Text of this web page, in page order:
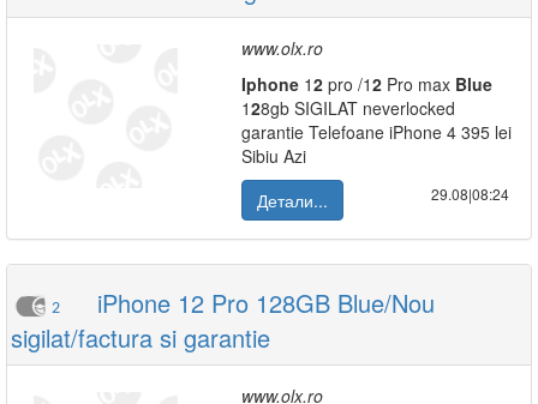
www.olx.ro
Iphone 12 pro /12 Pro max Blue
128gb SIGILAT neverlocked
garantie Telefoane iPhone 4 395 lei
Sibiu Azi
Детали...
29.08|08:24
2
iPhone 12 Pro 128GB Blue/Nou
sigilat/factura si garantie
www.olx.ro